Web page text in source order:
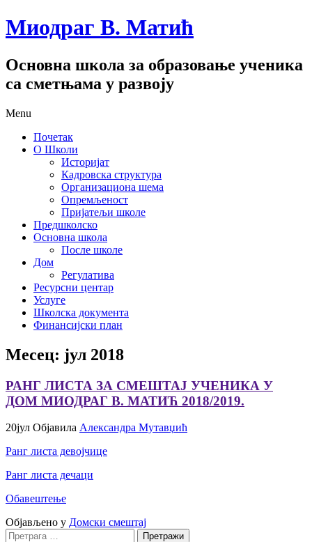
Миодраг В. Матић
Основна школа за образовање ученика
са сметњама у развоју
Menu
Почетак
О Школи
Историјат
Кадровска структура
Организациона шема
Опремљеност
Пријатељи школе
Предшколско
Основна школа
После школе
Дом
Регулатива
Ресурсни центар
Услуге
Школска документа
Финансијски план
Месец: јул 2018
РАНГ ЛИСТА ЗА СМЕШТАЈ УЧЕНИКА У
ДОМ МИОДРАГ В. МАТИЋ 2018/2019.
20јул Објавила Александра Мутавџић
Ранг листа девојчице
Ранг листа дечаци
Oбавештење
Објављено у Домски смештај
Претрага